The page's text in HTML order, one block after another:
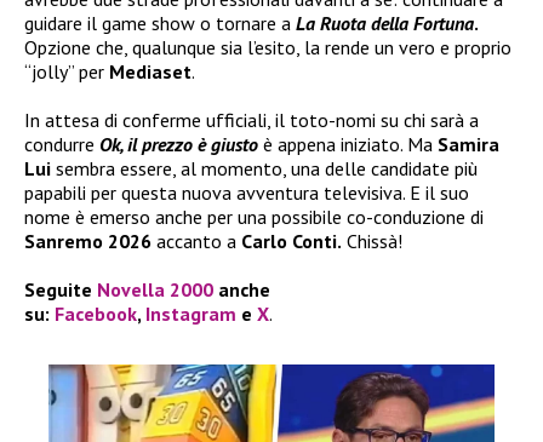
guidare il game show o tornare a La Ruota della Fortuna.
Opzione che, qualunque sia l’esito, la rende un vero e proprio
“jolly” per Mediaset.
In attesa di conferme ufficiali, il toto-nomi su chi sarà a
condurre Ok, il prezzo è giusto è appena iniziato. Ma Samira
Lui sembra essere, al momento, una delle candidate più
papabili per questa nuova avventura televisiva. E il suo
nome è emerso anche per una possibile co-conduzione di
Sanremo 2026 accanto a Carlo Conti. Chissà!
Seguite Novella 2000 anche
su: Facebook, Instagram e X.